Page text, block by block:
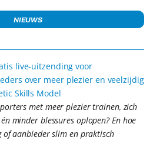
NIEUWS
live-uitzending voor
over meer plezier en veelzijdig
Skills Model
met meer plezier trainen, zich
minder blessures oplopen? En hoe
of aanbieder slim en praktisch